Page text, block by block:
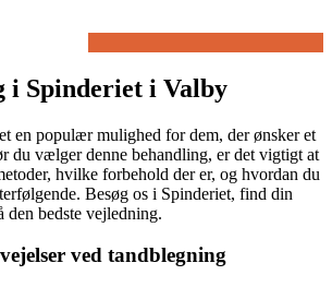
i Spinderiet i Valby
en populær mulighed for dem, der ønsker et
du vælger denne behandling, er det vigtigt at
hvilke forbehold der er, og hvordan du
Besøg os i Spinderiet, find din
bedste vejledning.
ved tandblegning